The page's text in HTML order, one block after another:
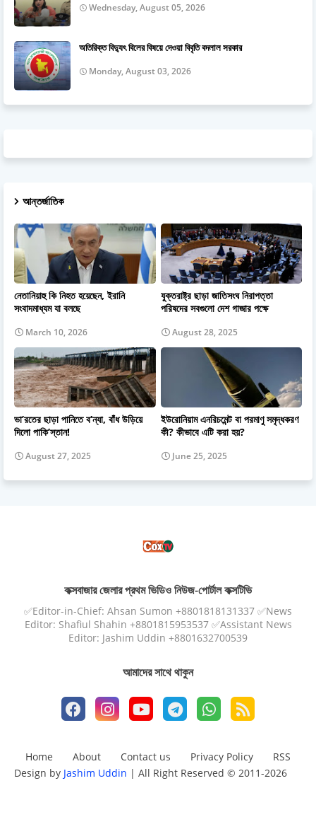
Wednesday, August 05, 2026
অতিরিক্ত বিদ্যুৎ বিলের বিষয়ে দেওয়া বিবৃতি বদলাল সরকার
Monday, August 03, 2026
আন্তর্জাতিক
নেতানিয়াহু কি নিহত হয়েছেন, ইরানি
সংবাদমাধ্যম যা বলছে
March 10, 2026
যুক্তরাষ্ট্র ছাড়া জাতিসংঘ নিরাপত্তা
পরিষদের সবগুলো দেশ গাজার পক্ষে
August 28, 2025
ভা’রতের ছাড়া পানিতে ব’ন্যা, বাঁধ উড়িয়ে
দিলো পাকি’স্তান!
August 27, 2025
ইউরোনিয়াম এনরিচমেন্ট বা পরমাণু সমৃদ্ধকরণ
কী? কীভাবে এটি করা হয়?
June 25, 2025
কক্সবাজার জেলার প্রথম ভিডিও নিউজ-পোর্টাল কক্সটিভি
✅Editor-in-Chief: Ahsan Sumon +8801818131337 ✅News
Editor: Shafiul Shahin +8801815953537 ✅Assistant News
Editor: Jashim Uddin +8801632700539
আমাদের সাথে থাকুন
Home About Contact us Privacy Policy
RSS
Design by Jashim Uddin | All Right Reserved © 2011-2026